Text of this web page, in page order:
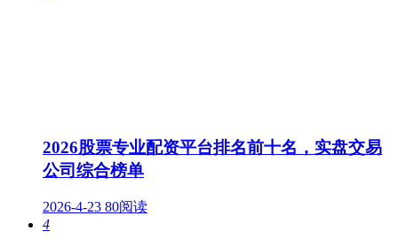
2026股票专业配资平台排名前十名，实盘交易
公司综合榜单
2026-4-23 80阅读
4